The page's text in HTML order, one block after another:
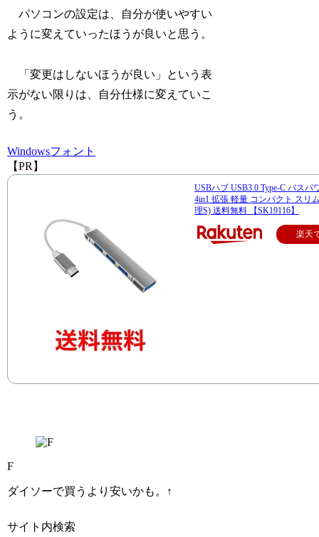
パソコンの設定は、自分が使いやすい
ように変えていったほうが良いと思う。
「変更はしないほうが良い」という表
示がない限りは、自分仕様に変えていこ
う。
Windowsフォント
【PR】
USBハブ USB3.0 Type-C バスパ
4in1 拡張 軽量 コンパクト スリ
理S) 送料無料 【SK19116】
楽天
F
ダイソーで買うより安いかも。↑
サイト内検索